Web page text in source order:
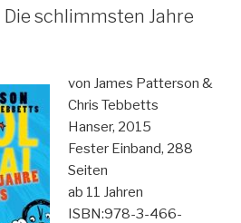
schlimmsten Jahre
von James Patterson &
Chris Tebbetts
Hanser, 2015
Fester Einband, 288
Seiten
ab 11 Jahren
ISBN:978-3-466-